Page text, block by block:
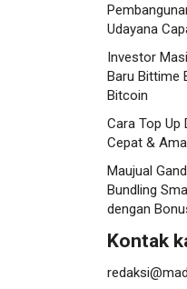
Udayana
Investor
Baru Bittime
Bitcoin
Cara Top Up
Cepat &
Maujual
Bundling
dengan
Kontak